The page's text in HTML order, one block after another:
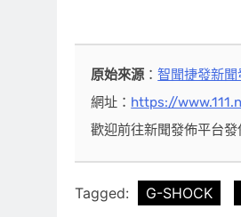
原始來源 ：智聞捷發新聞
網址： https://
歡迎前往新聞發佈平台發
Tagged: G-SHOCK